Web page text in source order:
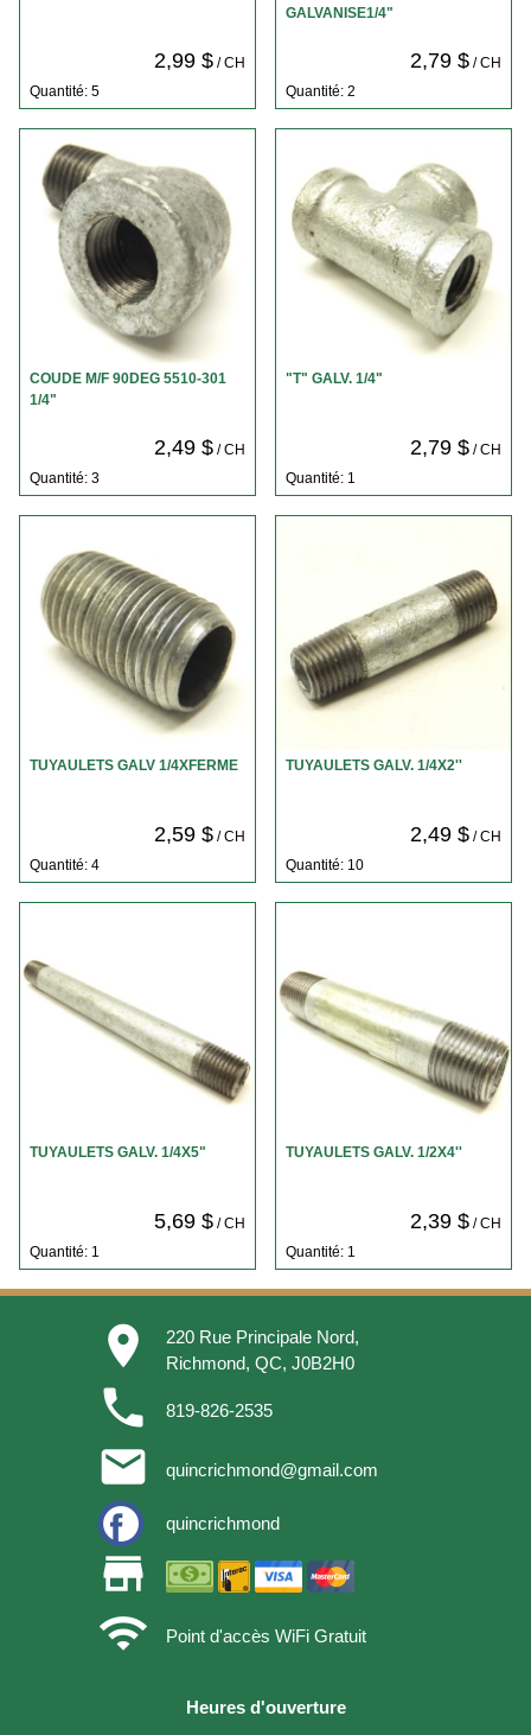
2,99 $/ CH
Quantité: 5
GALVANISE1/4"
2,79 $/ CH
Quantité: 2
COUDE M/F 90DEG 5510-301
1/4"
2,49 $/ CH
Quantité: 3
"T" GALV. 1/4"
2,79 $/ CH
Quantité: 1
TUYAULETS GALV 1/4XFERME
2,59 $/ CH
Quantité: 4
TUYAULETS GALV. 1/4X2''
2,49 $/ CH
Quantité: 10
TUYAULETS GALV. 1/4X5"
5,69 $/ CH
Quantité: 1
TUYAULETS GALV. 1/2X4''
2,39 $/ CH
Quantité: 1
place
220 Rue Principale Nord,
Richmond, QC, J0B2H0
phone 819-826-2535
email quincrichmond@gmail.com
quincrichmond
store
wifi
Point d'accès WiFi Gratuit
Heures d'ouverture